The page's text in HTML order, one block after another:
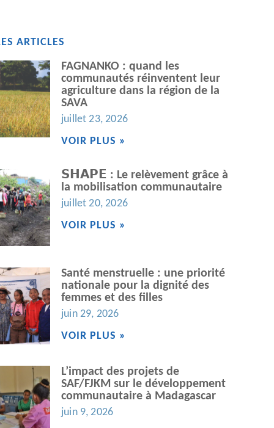
ARTICLES
FAGNANKO : quand les
communautés réinventent leur
agriculture dans la région de la
SAVA
juillet 23, 2026
VOIR PLUS »
𝗦𝗛𝗔𝗣𝗘 : Le relèvement grâce à
la mobilisation communautaire
juillet 20, 2026
VOIR PLUS »
Santé menstruelle : une priorité
nationale pour la dignité des
femmes et des filles
juin 29, 2026
VOIR PLUS »
L’impact des projets de
SAF/FJKM sur le développement
communautaire à Madagascar
juin 9, 2026